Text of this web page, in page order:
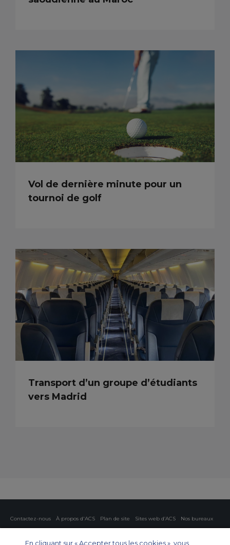
Vol de dernière minute pour un
tournoi de golf
Transport d’un groupe d’étudiants
vers Madrid
Contactez-nous À propos d'ACS Plan de site Sites web d’ACS
Nos bureaux
Paramètres des cookies
En cliquant sur « Accepter tous les cookies », vous